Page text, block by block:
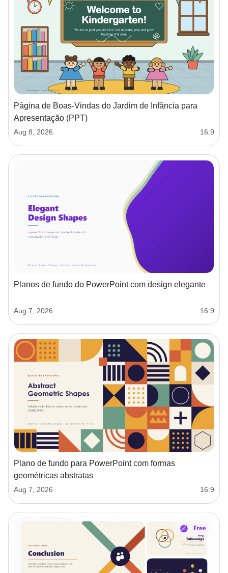
Página de Boas‑Vindas do Jardim de Infância para
Apresentação (PPT)
Aug 8, 2026 16:9
Planos de fundo do PowerPoint com design elegante
Aug 7, 2026 16:9
Plano de fundo para PowerPoint com formas
geométricas abstratas
Aug 7, 2026 16:9